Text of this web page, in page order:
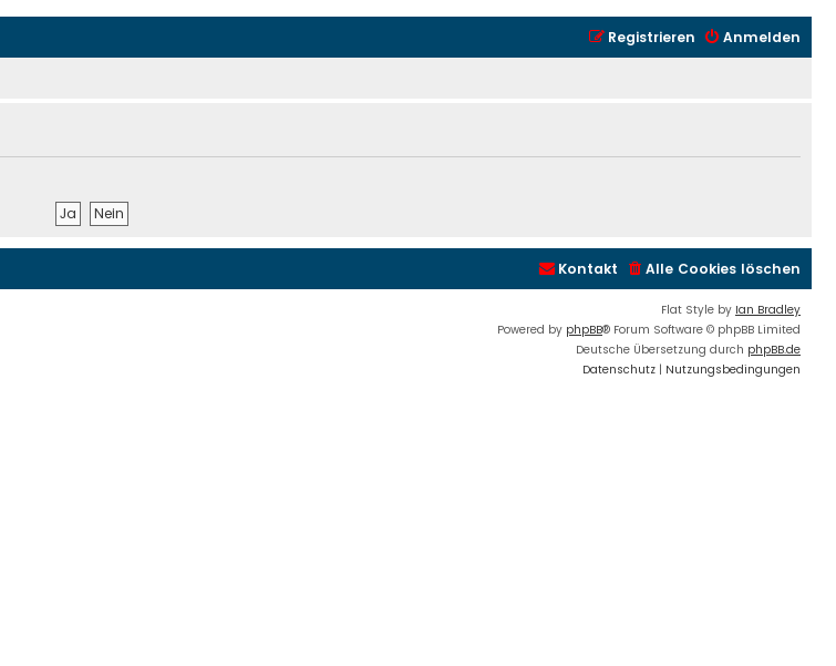
Anmelden
Registrieren
Alle Cookies löschen
Kontakt
Flat Style by Ian Bradley
Powered by phpBB® Forum Software © phpBB Limited
Deutsche Übersetzung durch phpBB.de
Datenschutz | Nutzungsbedingungen